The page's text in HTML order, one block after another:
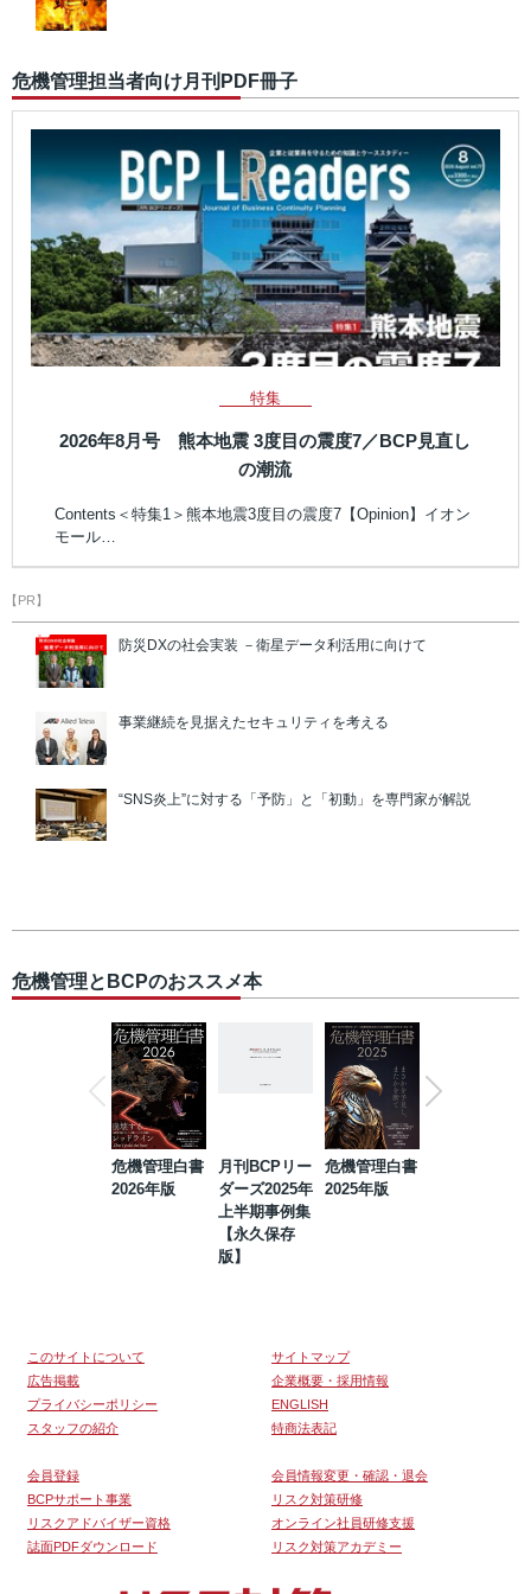
危機管理担当者向け月刊PDF冊子
特集
2026年8月号 熊本地震 3度目の震度7／BCP見直し
の潮流
Contents＜特集1＞熊本地震3度目の震度7【Opinion】イオン
モール…
【PR】
防災DXの社会実装 －衛星データ利活用に向けて
事業継続を見据えたセキュリティを考える
“SNS炎上”に対する「予防」と「初動」を専門家が解説
危機管理とBCPのおススメ本
危機管理白書
2026年版
月刊BCPリー
ダーズ2025年
上半期事例集
【永久保存
版】
危機管理白書
2025年版
このサイトについて
サイトマップ
広告掲載
企業概要・採用情報
プライバシーポリシー
ENGLISH
スタッフの紹介
特商法表記
会員登録
会員情報変更・確認・退会
BCPサポート事業
リスク対策研修
リスクアドバイザー資格
オンライン社員研修支援
誌面PDFダウンロード
リスク対策アカデミー